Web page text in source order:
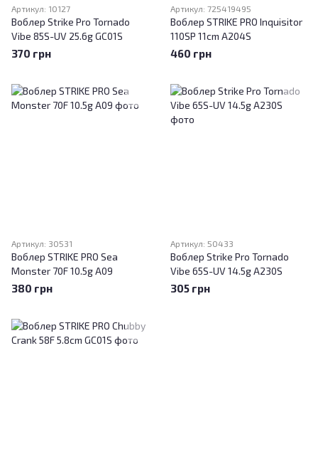
Артикул: 10127
Воблер Strike Pro Tornado
Vibe 85S-UV 25.6g GC01S
370 грн
Артикул: 725419495
Воблер STRIKE PRO Inquisitor
110SP 11cm A204S
460 грн
Артикул: 30531
Воблер STRIKE PRO Sea
Monster 70F 10.5g A09
380 грн
Артикул: 50433
Воблер Strike Pro Tornado
Vibe 65S-UV 14.5g A230S
305 грн